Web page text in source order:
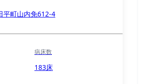
平町山内免612-4
病床数
183床